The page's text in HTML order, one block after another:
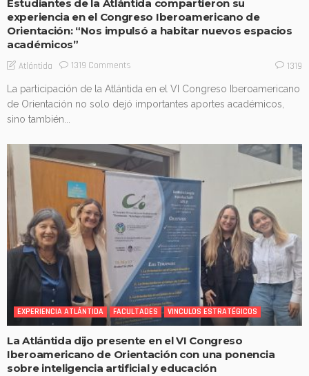
Estudiantes de la Atlántida compartieron su
experiencia en el Congreso Iberoamericano de
Orientación: “Nos impulsó a habitar nuevos espacios
académicos”
Atlántida 1319 Comments 1319
La participación de la Atlántida en el VI Congreso Iberoamericano
de Orientación no solo dejó importantes aportes académicos,
sino también...
EXPERIENCIA ATLÁNTIDA FACULTADES VINCULOS ESTRATÉGICOS
La Atlántida dijo presente en el VI Congreso
Iberoamericano de Orientación con una ponencia
sobre inteligencia artificial y educación